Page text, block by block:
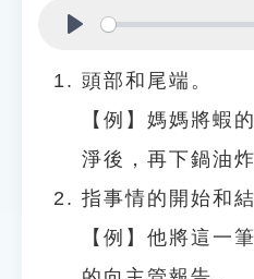
頭部和尾端。
【例】媽媽將蝦
淨後，再下鍋油炸
指事情的開始和結
【例】他將這一